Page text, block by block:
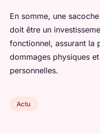
En somme, une
doit être un
fonctionnel, assurant la
dommages physiques
personnelles.
Actu